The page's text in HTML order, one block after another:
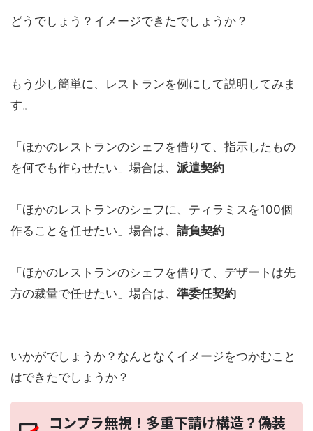
どうでしょう？イメージできたでしょうか？
もう少し簡単に、レストランを例にして説明してみま
す。
「ほかのレストランのシェフを借りて、指示したもの
を何でも作らせたい」 場合は、 派遣契約
「ほかのレストランのシェフに、ティラミスを100個
作ることを任せたい」 場合は、 請負契約
「ほかのレストランのシェフを借りて、デザートは先
方の裁量で任せたい」 場合は、 準委任契約
いかがでしょうか？なんとなくイメージをつかむこと
はできたでしょうか？
コンプラ無視！多重下請け構造？偽装